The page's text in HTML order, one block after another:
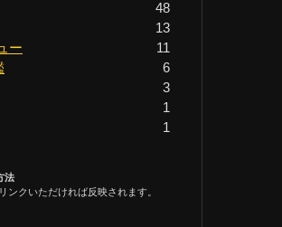
48
13
ー
11
6
3
1
1
法
ンクいただければ反映されます。